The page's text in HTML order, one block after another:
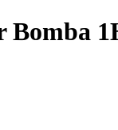
Bomba